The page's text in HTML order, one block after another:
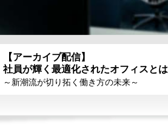
【アーカイブ配信】
社員が輝く最適化されたオフィスとは
～新潮流が切り拓く働き方の未来～